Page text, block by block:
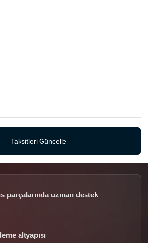
Taksitleri Güncelle
parçalarında uzman destek
altyapısı